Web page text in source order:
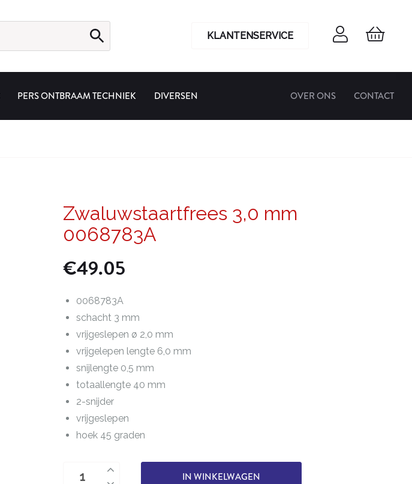
KLANTENSERVICE
PERS ONTBRAAM TECHNIEK DIVERSEN OVER ONS CONTACT
Zwaluwstaartfrees 3,0 mm
0068783A
€49.05
0068783A
schacht 3 mm
vrijgeslepen ø 2,0 mm
vrijgelepen lengte 6,0 mm
snijlengte 0,5 mm
totaallengte 40 mm
2-snijder
vrijgeslepen
hoek 45 graden
Zwaluwstaartfrees
IN WINKELWAGEN